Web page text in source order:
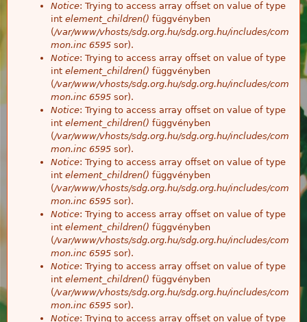
Notice: Trying to access array offset on value of type
int element_children() függvényben
(/var/www/vhosts/sdg.org.hu/sdg.org.hu/includes/com
mon.inc 6595 sor).
Notice: Trying to access array offset on value of type
int element_children() függvényben
(/var/www/vhosts/sdg.org.hu/sdg.org.hu/includes/com
mon.inc 6595 sor).
Notice: Trying to access array offset on value of type
int element_children() függvényben
(/var/www/vhosts/sdg.org.hu/sdg.org.hu/includes/com
mon.inc 6595 sor).
Notice: Trying to access array offset on value of type
int element_children() függvényben
(/var/www/vhosts/sdg.org.hu/sdg.org.hu/includes/com
mon.inc 6595 sor).
Notice: Trying to access array offset on value of type
int element_children() függvényben
(/var/www/vhosts/sdg.org.hu/sdg.org.hu/includes/com
mon.inc 6595 sor).
Notice: Trying to access array offset on value of type
int element_children() függvényben
(/var/www/vhosts/sdg.org.hu/sdg.org.hu/includes/com
mon.inc 6595 sor).
Notice: Trying to access array offset on value of type